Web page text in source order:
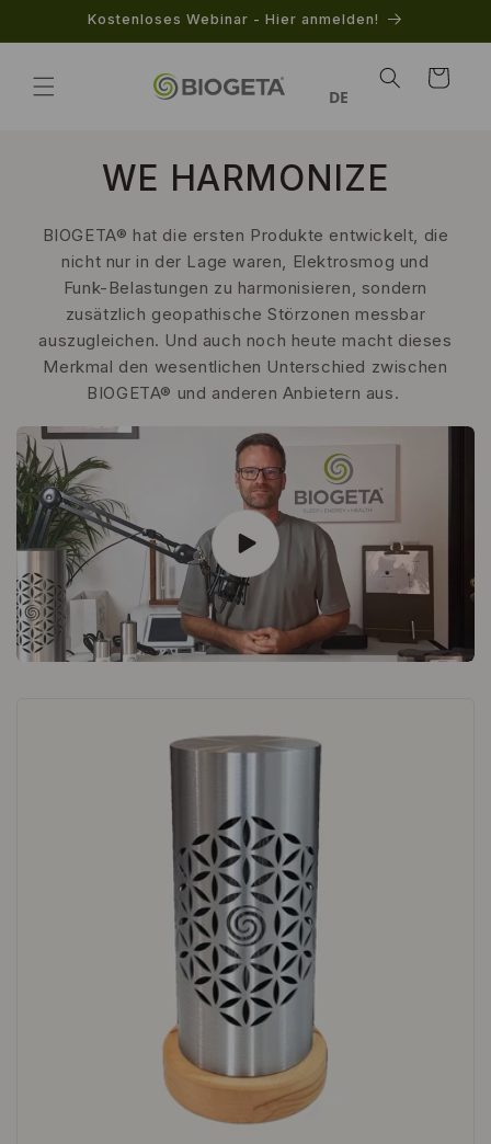
Inhalt
Kostenloses Webinar - Hier anmelden!
DE
Warenkorb
WE HARMONIZE
BIOGETA® hat die ersten Produkte entwickelt, die
nicht nur in der Lage waren, Elektrosmog und
Funk-Belastungen zu harmonisieren, sondern
zusätzlich geopathische Störzonen messbar
auszugleichen. Und auch noch heute macht dieses
Merkmal den wesentlichen Unterschied zwischen
BIOGETA® und anderen Anbietern aus.